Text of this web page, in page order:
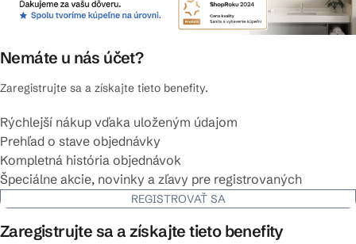
Nemáte u nás účet?
Zaregistrujte sa a získajte tieto benefity.
Rýchlejší nákup vďaka uloženým údajom
Prehľad o stave objednávky
Kompletná história objednávok
Špeciálne akcie, novinky a zľavy pre registrovaných
REGISTROVAŤ SA
Zaregistrujte sa a získajte tieto benefity